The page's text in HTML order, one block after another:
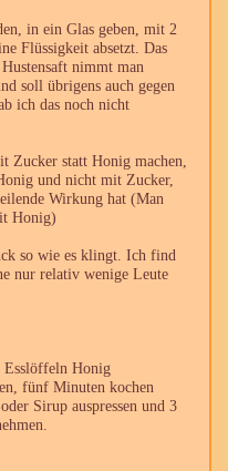
in ein Glas geben, mit 2
Flüssigkeit absetzt. Das
nimmt man
soll übrigens auch gegen
ich das noch nicht
Zucker statt Honig machen,
und nicht mit Zucker,
Wirkung hat (Man
Honig)
so wie es klingt. Ich find
nur relativ wenige Leute
Esslöffeln Honig
fünf Minuten kochen
Sirup auspressen und 3